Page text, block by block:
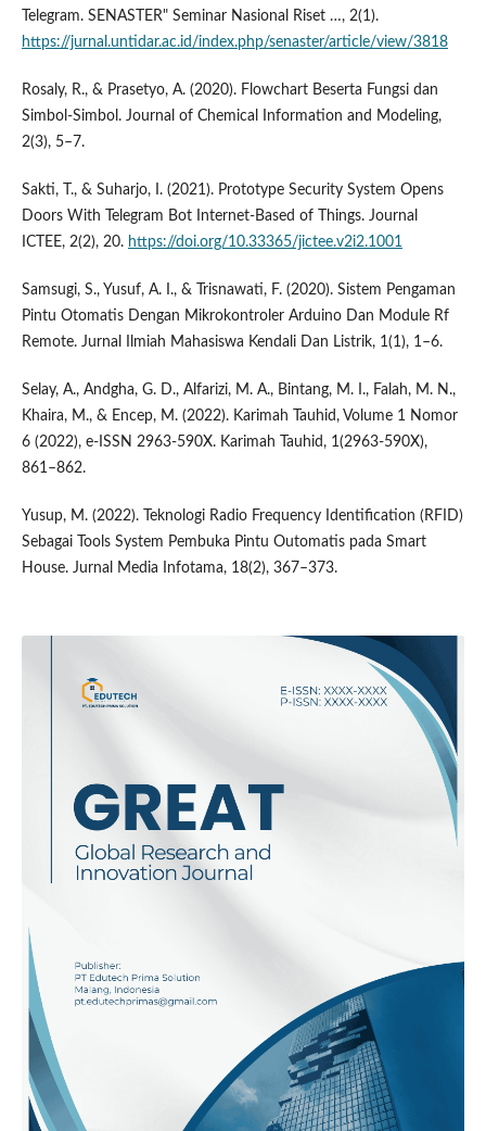
Telegram. SENASTER" Seminar Nasional Riset …, 2(1).
https://jurnal.untidar.ac.id/index.php/senaster/article/view/3818
Rosaly, R., & Prasetyo, A. (2020). Flowchart Beserta Fungsi dan
Simbol-Simbol. Journal of Chemical Information and Modeling,
2(3), 5–7.
Sakti, T., & Suharjo, I. (2021). Prototype Security System Opens
Doors With Telegram Bot Internet-Based of Things. Journal
ICTEE, 2(2), 20. https://doi.org/10.33365/jictee.v2i2.1001
Samsugi, S., Yusuf, A. I., & Trisnawati, F. (2020). Sistem Pengaman
Pintu Otomatis Dengan Mikrokontroler Arduino Dan Module Rf
Remote. Jurnal Ilmiah Mahasiswa Kendali Dan Listrik, 1(1), 1–6.
Selay, A., Andgha, G. D., Alfarizi, M. A., Bintang, M. I., Falah, M. N.,
Khaira, M., & Encep, M. (2022). Karimah Tauhid, Volume 1 Nomor
6 (2022), e-ISSN 2963-590X. Karimah Tauhid, 1(2963-590X),
861–862.
Yusup, M. (2022). Teknologi Radio Frequency Identification (RFID)
Sebagai Tools System Pembuka Pintu Outomatis pada Smart
House. Jurnal Media Infotama, 18(2), 367–373.